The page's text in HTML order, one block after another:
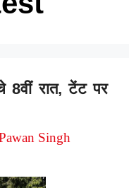
रात, टेंट पर
Singh